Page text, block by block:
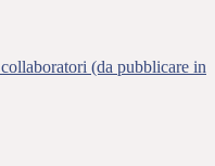
(da pubblicare in